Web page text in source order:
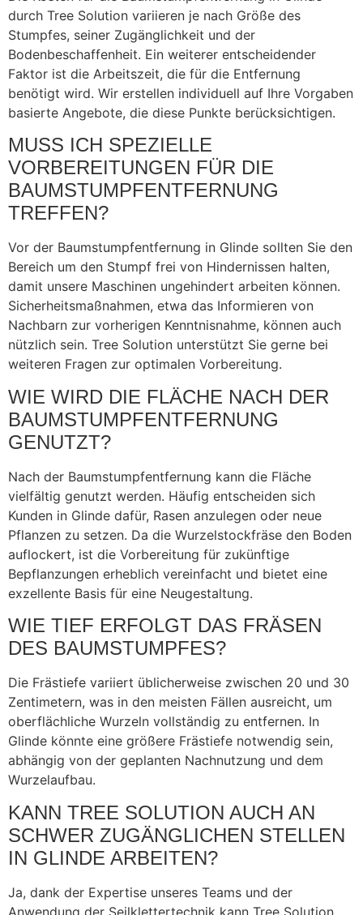
durch Tree Solution variieren je nach Größe des
Stumpfes, seiner Zugänglichkeit und der
Bodenbeschaffenheit. Ein weiterer entscheidender
Faktor ist die Arbeitszeit, die für die Entfernung
benötigt wird. Wir erstellen individuell auf Ihre Vorgaben
basierte Angebote, die diese Punkte berücksichtigen.
MUSS ICH SPEZIELLE
VORBEREITUNGEN FÜR DIE
BAUMSTUMPFENTFERNUNG
TREFFEN?
Vor der Baumstumpfentfernung in Glinde sollten Sie den
Bereich um den Stumpf frei von Hindernissen halten,
damit unsere Maschinen ungehindert arbeiten können.
Sicherheitsmaßnahmen, etwa das Informieren von
Nachbarn zur vorherigen Kenntnisnahme, können auch
nützlich sein. Tree Solution unterstützt Sie gerne bei
weiteren Fragen zur optimalen Vorbereitung.
WIE WIRD DIE FLÄCHE NACH DER
BAUMSTUMPFENTFERNUNG
GENUTZT?
Nach der Baumstumpfentfernung kann die Fläche
vielfältig genutzt werden. Häufig entscheiden sich
Kunden in Glinde dafür, Rasen anzulegen oder neue
Pflanzen zu setzen. Da die Wurzelstockfräse den Boden
auflockert, ist die Vorbereitung für zukünftige
Bepflanzungen erheblich vereinfacht und bietet eine
exzellente Basis für eine Neugestaltung.
WIE TIEF ERFOLGT DAS FRÄSEN
DES BAUMSTUMPFES?
Die Frästiefe variiert üblicherweise zwischen 20 und 30
Zentimetern, was in den meisten Fällen ausreicht, um
oberflächliche Wurzeln vollständig zu entfernen. In
Glinde könnte eine größere Frästiefe notwendig sein,
abhängig von der geplanten Nachnutzung und dem
Wurzelaufbau.
KANN TREE SOLUTION AUCH AN
SCHWER ZUGÄNGLICHEN STELLEN
IN GLINDE ARBEITEN?
Ja, dank der Expertise unseres Teams und der
Anwendung der Seilklettertechnik kann Tree Solution